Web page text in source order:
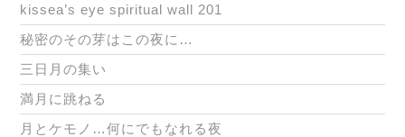
kissea’s eye spiritual wall 201
秘密のその芽はこの夜に…
三日月の集い
満月に跳ねる
月とケモノ…何にでもなれる夜